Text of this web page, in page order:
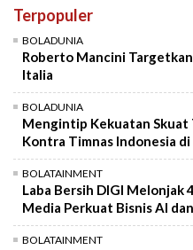
Terpopuler
BOLADUNIA
Roberto Mancini
Italia
BOLADUNIA
Mengintip Kekuatan Skuat
Kontra Timnas Indonesia di
BOLATAINMENT
Laba Bersih DIGI Melonjak
Media Perkuat Bisnis AI
BOLATAINMENT